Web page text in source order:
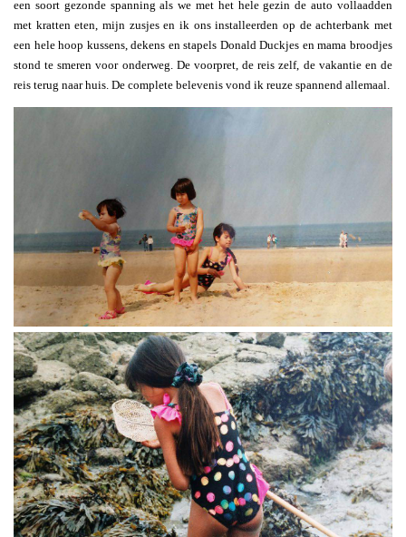
een soort gezonde spanning als we met het hele gezin de auto vollaadden
met kratten eten, mijn zusjes en ik ons installeerden op de achterbank met
een hele hoop kussens, dekens en stapels Donald Duckjes en mama broodjes
stond te smeren voor onderweg. De voorpret, de reis zelf, de vakantie en de
reis terug naar huis. De complete belevenis vond ik reuze spannend allemaal.